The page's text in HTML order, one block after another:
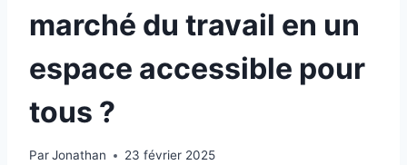
marché du travail en un
espace accessible pour
tous ?
ParJonathan 23 février 2025